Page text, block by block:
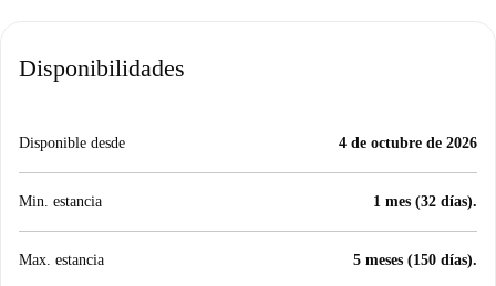
Disponibilidades
Disponible desde 4 de octubre de 2026
Min. estancia 1 mes (32 días).
Max. estancia 5 meses (150 días).